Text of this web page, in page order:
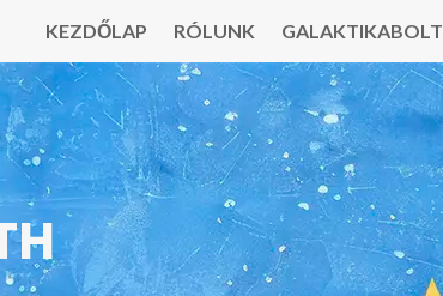
KEZDŐLAP RÓLUNK GALAKTIKABOLT